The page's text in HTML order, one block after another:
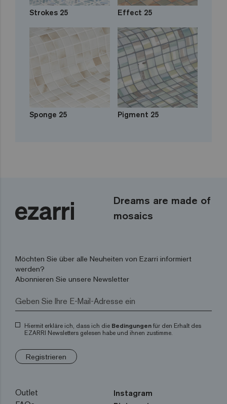
Strokes 25 Effect 25
Sponge 25 Pigment 25
Dreams are made of
mosaics
Möchten Sie über alle Neuheiten von Ezarri informiert
werden?
Abonnieren Sie unsere Newsletter
Hiermit erkläre ich, dass ich die Bedingungen für den Erhalt des
EZARRI Newsletters gelesen habe und ihnen zustimme.
Registrieren
Outlet
Instagram